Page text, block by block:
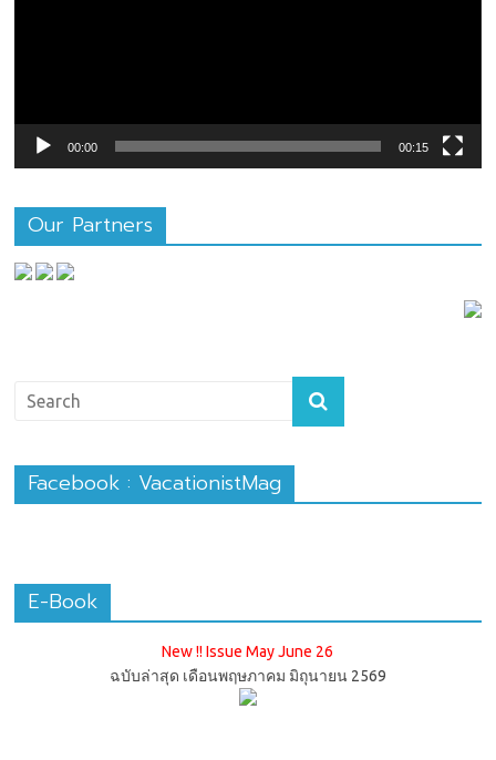
00:00 00:15
Our Partners
Facebook : VacationistMag
E-Book
New !! Issue May June 26
ฉบับล่าสุด เดือนพฤษภาคม มิถุนายน 2569